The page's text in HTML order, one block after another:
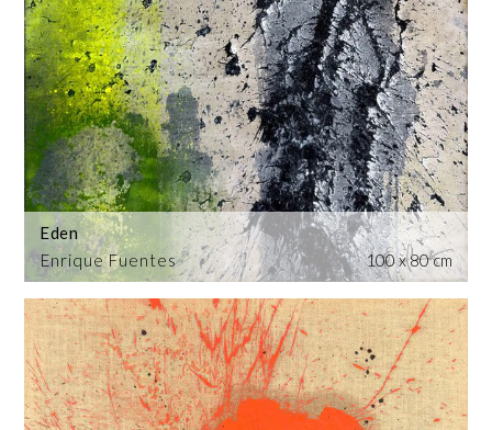
Enrique Fuentes
Eden
100 x 80 cm